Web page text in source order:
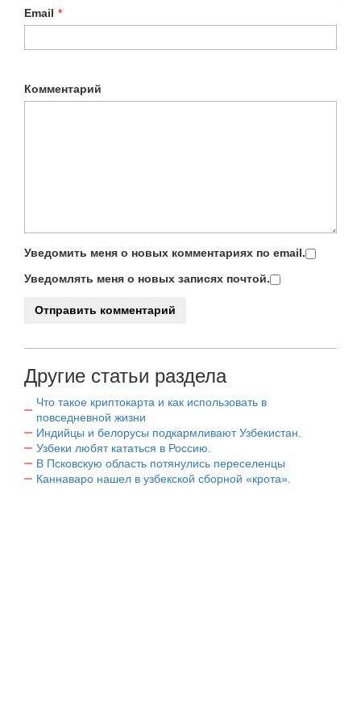
Email *
Комментарий
Уведомить меня о новых комментариях по email.
Уведомлять меня о новых записях почтой.
Другие статьи раздела
Что такое криптокарта и как использовать в
повседневной жизни
Индийцы и белорусы подкармливают Узбекистан.
Узбеки любят кататься в Россию.
В Псковскую область потянулись переселенцы
Каннаваро нашел в узбекской сборной «крота».